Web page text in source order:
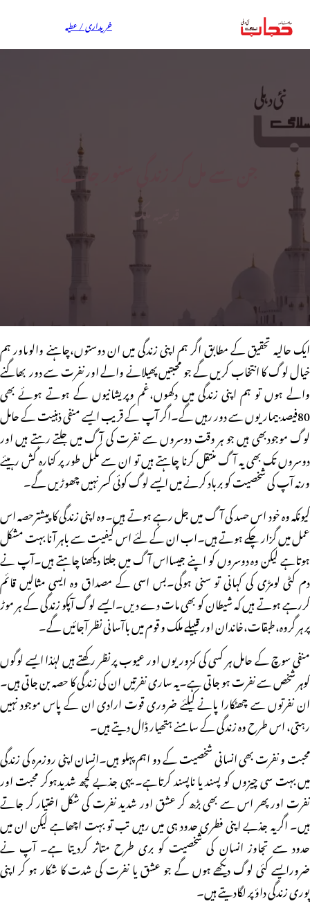
خریداری / عطیہ
جن سے مل کر زندگی سنور جائے!
قدسیہ ملک
ایک حالیہ تحقیق کے مطابق اگر ہم اپنی زندگی میں ان دوستوں،چاہنے والوںاور ہم
خیال لوگ کا انتخاب کریں گے جو محبتیں پھیلانے والے اور نفرت سے دور بھاگنے
والے ہوں تو ہم اپنی زندگی میں دکھوں،غم وپریشانیوں کے ہوتے ہوئے بھی
80فیصد بیماریوں سے دور رہیں گے۔اگر آپ کے قریب ایسے منفی ذہنیت کے حامل
لوگ موجودبھی ہیں جو ہر وقت دوسروں سے نفرت کی آگ میں جلتے رہتے ہیں اور
دوسروں تک بھی یہ آگ منتقل کرنا چاہتے ہیں تو ان سے مکمل طور پر کنارہ کش رہیئے
ورنہ آپ کی شخصیت کو برباد کرنے میں ایسے لوگ کوئی کسر نہیں چھوڑیں گے۔
کیونکہ وہ خود اس حسد کی آگ میں جل رہے ہوتے ہیں۔وہ اپنی زندگی کا پیشترحصہ اس
عمل میں گزار چکے ہوتے ہیں۔اب ان کے لئے اس کیفیت سے باہر آنا بہت مشکل
ہوتاہے لیکن وہ دوسروں کو اپنے جیسااس آگ میں جلتا دیکھنا چاہتے ہیں۔آپ نے
دم کٹی لومڑی کی کہانی تو سنی ہوگی۔بس اسی کے مصداق وہ ایسی مثالیں قائم
کررہے ہوتے ہیں کہ شیطان کو بھی مات دے دیں۔ایسے لوگ آپکو زندگی کے ہر موڑ
پر ہر گروہ،طبقات،خاندان اور قبیلے ملک و قوم میں باآسانی نظر آجائیں گے۔
منفی سوچ کے حامل ہر کسی کی کمزوریوں اور عیوب پر نظر رکھتے ہیں لہٰذا ایسے لوگوں
کوہر شخص سے نفرت ہو جاتی ہے۔یہ ساری نفرتیں ان کی زندگی کا حصہ بن جاتی ہیں۔
ان نفرتوں سے چھٹکارا پانے کیلئے ضروری قوت ارادی ان کے پاس موجود نہیں
رہتی، اس طرح وہ زندگی کے سامنے ہتھیار ڈال دیتے ہیں۔
محبت و نفرت بھی انسانی شخصیت کے دو اہم پہلو ہیں۔انسان اپنی روزمرہ کی زندگی
میں بہت سی چیزوں کو پسند یا ناپسند کرتاہے۔ یہی جذبے کچھ شدیدہوکر محبت اور
نفرت اور پھر اس سے بھی بڑھ کر عشق اور شدید نفرت کی شکل اختیار کر جاتے
ہیں۔ اگریہ جذبے اپنی فطری حدود ہی میں رہیں تب تو بہت اچھاہے لیکن ان میں
حدود سے تجاوز انسان کی شخصیت کو بری طرح متاثر کردیتا ہے۔ آپ نے
ضرورایسے کئی لوگ دیکھے ہوں گے جو عشق یا نفرت کی شدت کا شکار ہو کر اپنی
پوری زندگی داؤ پر لگادیتے ہیں۔